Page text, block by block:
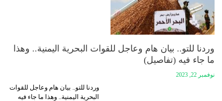
وردنا للتو.. بيان هام وعاجل للقوات البحرية اليمنية.. وهذا
ما جاء فيه (تفاصيل)
نوفمبر 22, 2023
وردنا للتو.. بيان هام وعاجل للقوات
البحرية اليمنية.. وهذا ما جاء فيه